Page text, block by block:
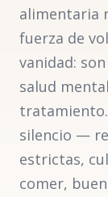
alimentaria
fuerza de
vanidad:
salud
silencio —
estrictas,
comer,